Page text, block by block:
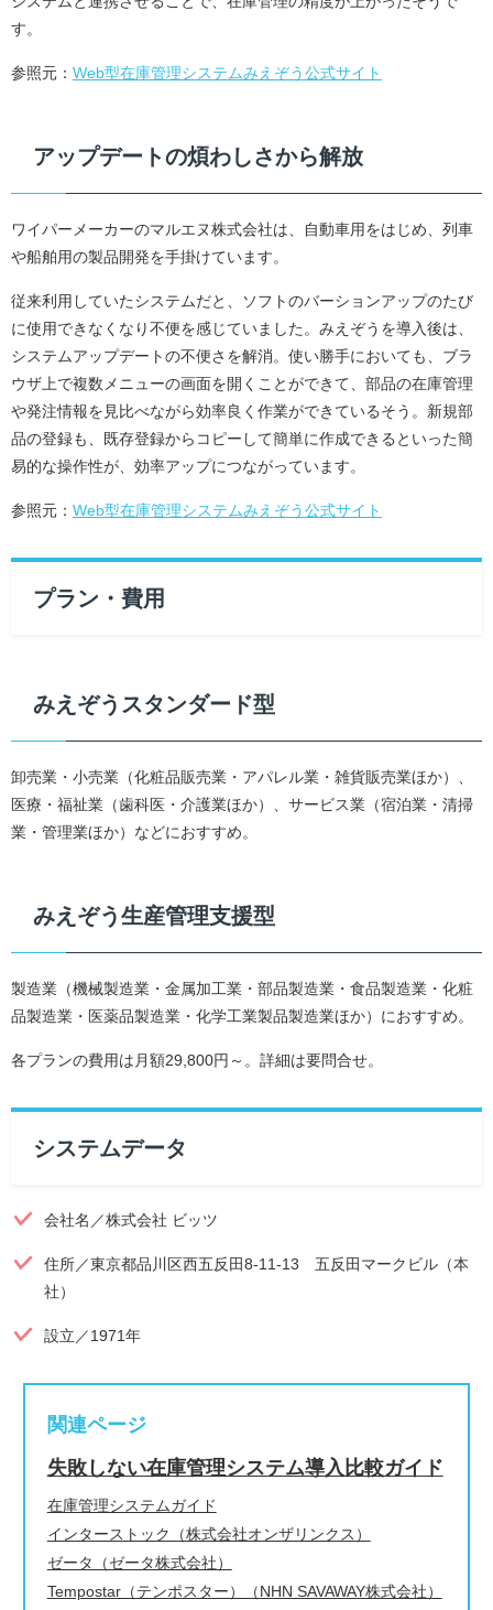
す。
参照元： Web型在庫管理システムみえぞう公式サイト
アップデートの煩わしさから解放
ワイパーメーカーのマルエヌ株式会社は、自動車用をはじめ、列車
や船舶用の製品開発を手掛けています。
従来利用していたシステムだと、ソフトのバーションアップのたび
に使用できなくなり不便を感じていました。みえぞうを導入後は、
システムアップデートの不便さを解消。使い勝手においても、ブラ
ウザ上で複数メニューの画面を開くことができて、部品の在庫管理
や発注情報を見比べながら効率良く作業ができているそう。新規部
品の登録も、既存登録からコピーして簡単に作成できるといった簡
易的な操作性が、効率アップにつながっています。
参照元： Web型在庫管理システムみえぞう公式サイト
プラン・費用
みえぞうスタンダード型
卸売業・小売業（化粧品販売業・アパレル業・雑貨販売業ほか）、
医療・福祉業（歯科医・介護業ほか）、サービス業（宿泊業・清掃
業・管理業ほか）などにおすすめ。
みえぞう生産管理支援型
製造業（機械製造業・金属加工業・部品製造業・食品製造業・化粧
品製造業・医薬品製造業・化学工業製品製造業ほか）におすすめ。
各プランの費用は月額29,800円～。詳細は要問合せ。
システムデータ
会社名／株式会社 ビッツ
住所／東京都品川区西五反田8-11-13 五反田マークビル（本
社）
設立／1971年
関連ページ
失敗しない在庫管理システム導入比較ガイド
在庫管理システムガイド
インターストック（株式会社オンザリンクス）
ゼータ（ゼータ株式会社）
Tempostar（テンポスター）（NHN SAVAWAY株式会社）